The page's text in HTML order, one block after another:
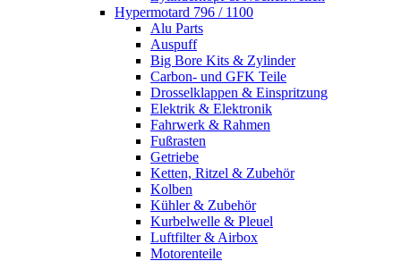
Hypermotard 796 / 1100
Alu Parts
Auspuff
Big Bore Kits & Zylinder
Carbon- und GFK Teile
Drosselklappen & Einspritzung
Elektrik & Elektronik
Fahrwerk & Rahmen
Fußrasten
Getriebe
Ketten, Ritzel & Zubehör
Kolben
Kühler & Zubehör
Kurbelwelle & Pleuel
Luftfilter & Airbox
Motorenteile